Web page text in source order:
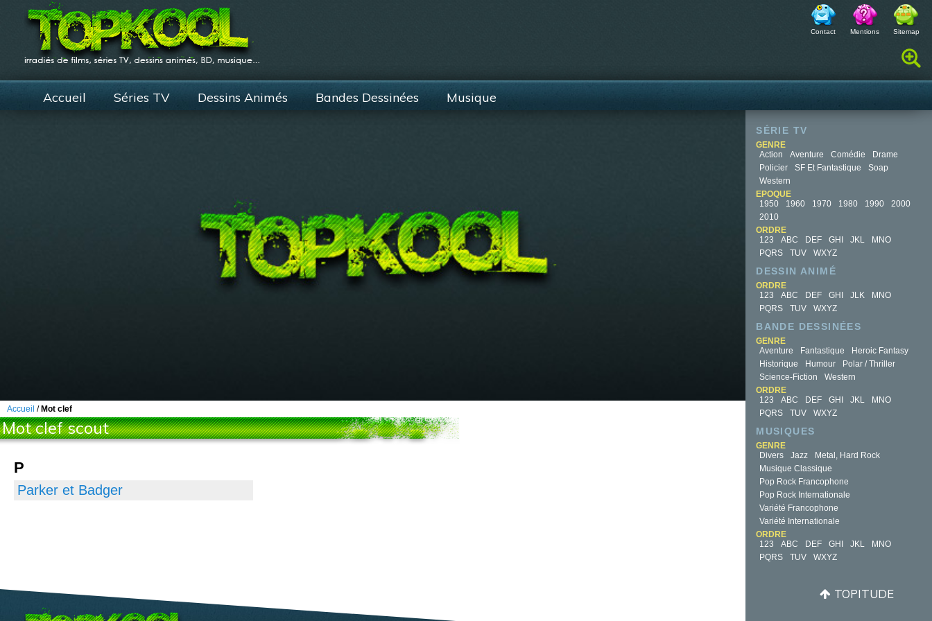
Contact Mentions Sitemap
Rechercher :
Accueil Séries TV Dessins Animés Bandes Dessinées Musique
SÉRIE TV
GENRE
Action
Aventure Comédie
Drame
Policier
SF Et Fantastique
Soap
Western
EPOQUE
1950
1960 1970 1980 1990
2000
2010
ORDRE
123
ABC DEF GHI JKL
MNO
PQRS
TUV WXYZ
DESSIN ANIMÉ
ORDRE
123
ABC DEF GHI JLK
MNO
PQRS
TUV WXYZ
BANDE DESSINÉES
GENRE
Aventure
Fantastique
Heroic Fantasy
Historique
Humour
Polar / Thriller
Science-Fiction
Western
ORDRE
123
ABC DEF GHI JKL
MNO
PQRS
TUV WXYZ
MUSIQUES
GENRE
Divers
Jazz
Metal, Hard Rock
Musique Classique
Pop Rock Francophone
Pop Rock Internationale
Variété Francophone
Variété Internationale
ORDRE
123
ABC DEF GHI JKL
MNO
PQRS
TUV WXYZ
Accueil / Mot clef
Mot clef scout
P
Parker et Badger
TOPITUDE